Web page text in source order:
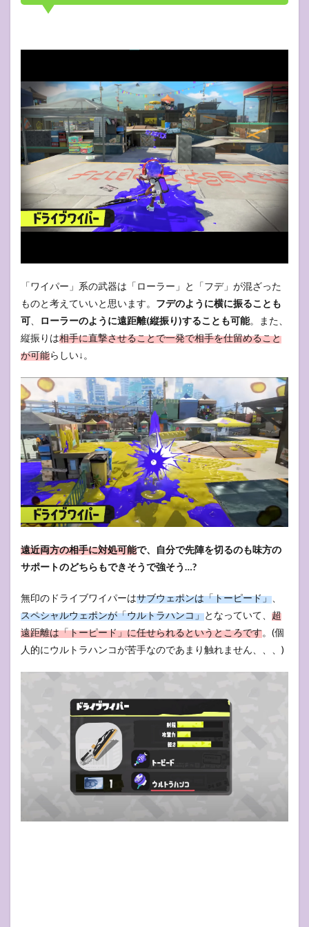
「ワイパー」系の武器は「ローラー」と「フデ」が混ざった
ものと考えていいと思います。 フデのように横に振ることも
可
ローラーのように遠距離(縦振り)することも可能。また、
縦振りは相手に直撃させることで一発で相手を仕留めること
が可能らしい↓。
遠近両方の相手に対処可能で、自分で先陣を切るのも味方の
サポートのどちらもできそうで強そう…?
無印のドライブワイパーはサブウェポンは「トーピード」
スペシャルウェポンが「ウルトラハンコ」となっていて、 超
遠距離は「トーピード」に任せられるというところです。(個
人的にウルトラハンコが苦手なのであまり触れません、、、)